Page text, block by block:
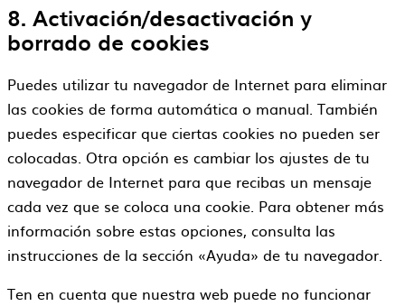
8. Activación/desactivación y
borrado de cookies
Puedes utilizar tu navegador de Internet para eliminar
las cookies de forma automática o manual. También
puedes especificar que ciertas cookies no pueden ser
colocadas. Otra opción es cambiar los ajustes de tu
navegador de Internet para que recibas un mensaje
cada vez que se coloca una cookie. Para obtener más
información sobre estas opciones, consulta las
instrucciones de la sección «Ayuda» de tu navegador.
Ten en cuenta que nuestra web puede no funcionar